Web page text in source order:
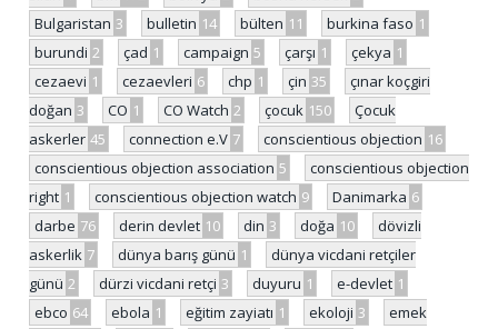
Bulgaristan 3 bulletin 14 bülten 11 burkina faso 1
burundi 2 çad 1 campaign 5 çarşı 1 çekya 1
cezaevi 1 cezaevleri 6 chp 1 çin 35
çınar koçgiri
doğan 3 CO 1 CO Watch 2 çocuk 150
Çocuk
askerler 45 connection e.V 7 conscientious objection 16
conscientious objection association 5
conscientious objection
right 1 conscientious objection watch 9 Danimarka 6
darbe 76 derin devlet 10 din 3 doğa 10
dövizli
askerlik 7 dünya barış günü 1
dünya vicdani retçiler
günü 2 dürzi vicdani retçi 3 duyuru 1 e-devlet 1
ebco 64 ebola 1 eğitim zayiatı 1 ekoloji 3
emek